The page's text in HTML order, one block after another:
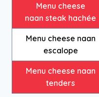
Menu cheese
naan steak hachée
Menu cheese naan
escalope
Menu cheese naan
tenders